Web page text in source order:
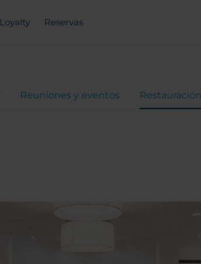
Loyalty Reservas
Reuniones y eventos Restauración